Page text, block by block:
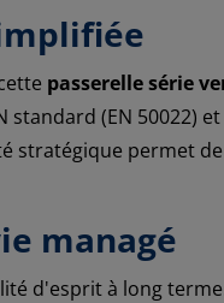
passerelle série
(EN 50022) et
permet
managé
d'esprit à long